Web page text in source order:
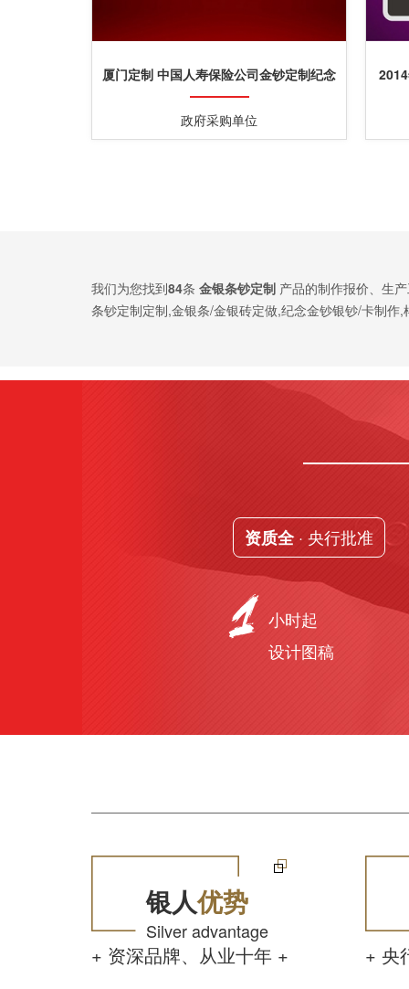
厦门定制 中国人寿保险公司金钞定制纪念
金钞定制
政府采购单位
我们为您找到84条 金银条钞定制 产品的制作报价、生
条钞定制定制,金银条/金银砖定做,纪念金钞银钞/卡制作
资质全· 央行批准
小时起
设计图稿
银人优势
Silver advantage
+ 资深品牌、从业十年 + + 央